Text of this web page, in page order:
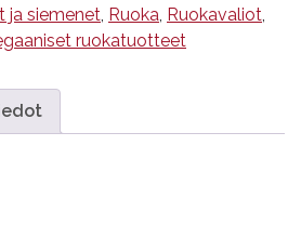
ja siemenet Ruoka Ruokavaliot
ruokatuotteet